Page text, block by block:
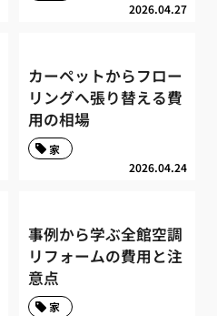
2026.04.27
カーペットからフロー
リングへ張り替える費
用の相場
2026.04.24
家
事例から学ぶ全館空調
リフォームの費用と注
意点
家